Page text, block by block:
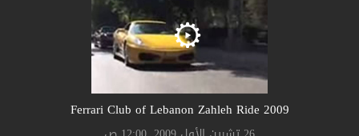
Ferrari Club of Lebanon Zahleh Ride 2009